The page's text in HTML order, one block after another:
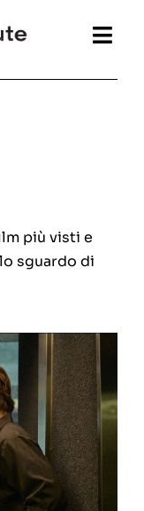
più visti e
sguardo di